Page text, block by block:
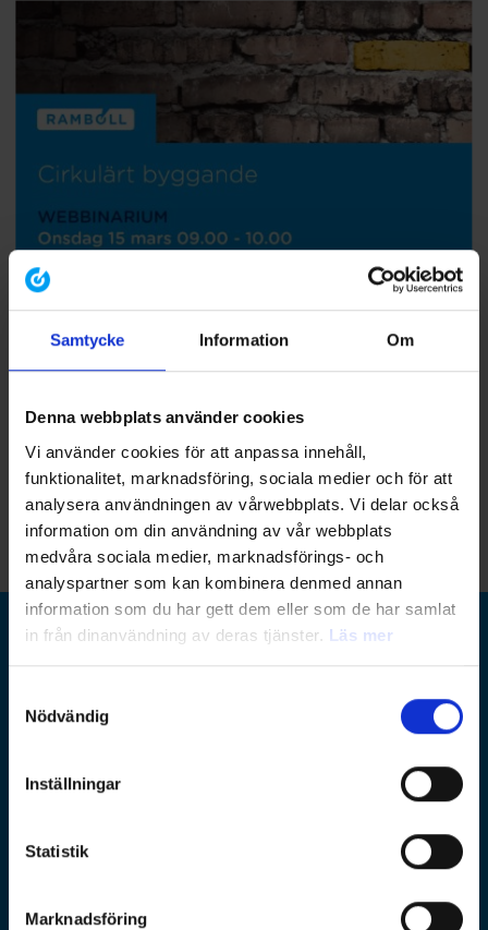
Samtycke Information Om
Denna webbplats använder cookies
Vi använder cookies för att anpassa innehåll,
funktionalitet, marknadsföring, sociala medier och för att
analysera användningen av vårwebbplats. Vi delar också
information om din användning av vår webbplats
medvåra sociala medier, marknadsförings- och
analyspartner som kan kombinera denmed annan
information som du har gett dem eller som de har samlat
in från dinanvändning av deras tjänster. Läs mer
Nödvändig
Inställningar
Statistik
Marknadsföring
06.03.2023
Webbinarium Cirkulärt Byggande
koldioxidutsläpp och materialanvändning i fastighetsbranschen. Är
du i den cirkulära processen, planeringen eller på väg in – välkomna
på vårt webbinarium om cirkulärt byggande!
Ramboll Group
Ramboll Sverige
Postadress: Box 17009
Legal Disclaimer